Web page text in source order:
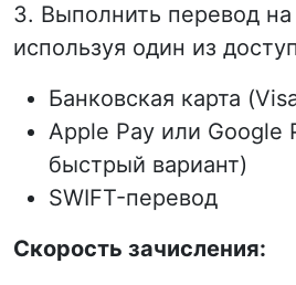
3. Выполнить перевод на
используя один из
Банковская карта
Apple Pay или Google
быстрый вариант)
SWIFT-перевод
Скорость зачисления: